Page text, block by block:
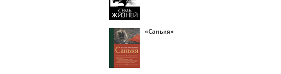
«Санькя»